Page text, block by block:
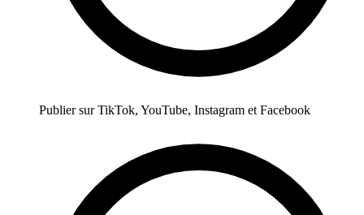
Publier sur TikTok, YouTube, Instagram et Facebook